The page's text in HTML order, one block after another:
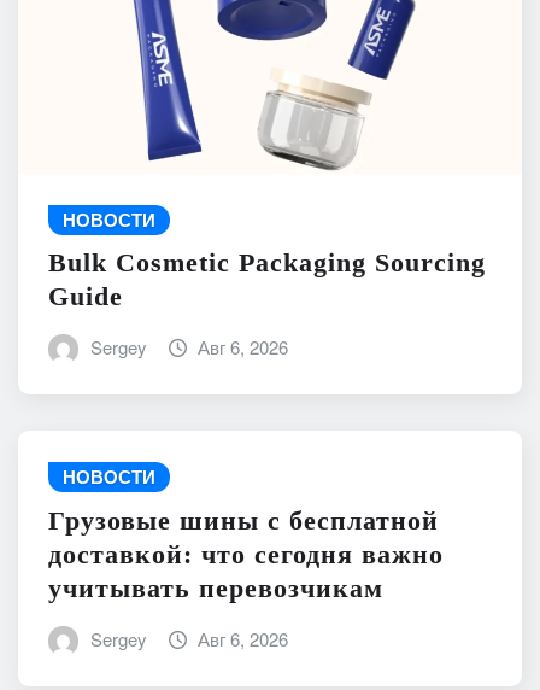
НОВОСТИ
Bulk Cosmetic Packaging Sourcing
Guide
Sergey Авг 6, 2026
НОВОСТИ
Грузовые шины с бесплатной
доставкой: что сегодня важно
учитывать перевозчикам
Sergey Авг 6, 2026